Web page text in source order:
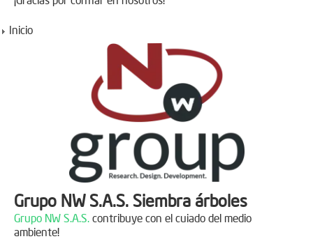
Inicio
Grupo NW S.A.S. Siembra árboles
Grupo NW S.A.S. contribuye con el cuiado del medio
ambiente!